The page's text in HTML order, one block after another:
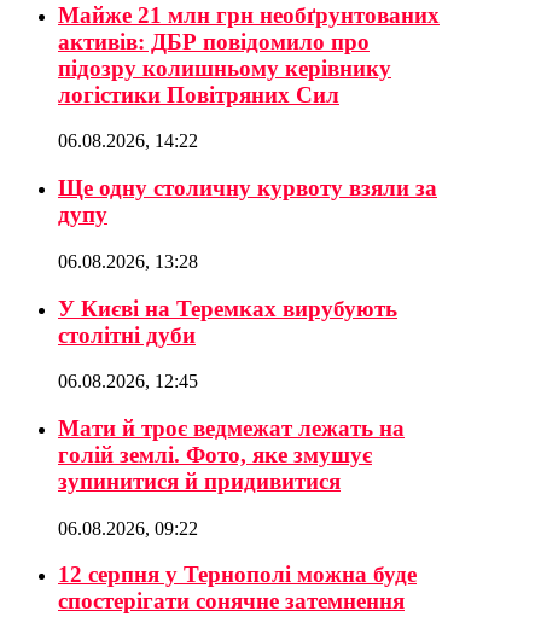
Майже 21 млн грн необґрунтованих
активів: ДБР повідомило про
підозру колишньому керівнику
логістики Повітряних Сил
06.08.2026, 14:22
Ще одну столичну курвоту взяли за
дупу
06.08.2026, 13:28
У Києві на Теремках вирубують
столітні дуби
06.08.2026, 12:45
Мати й троє ведмежат лежать на
голій землі. Фото, яке змушує
зупинитися й придивитися
06.08.2026, 09:22
12 серпня у Тернополі можна буде
спостерігати сонячне затемнення